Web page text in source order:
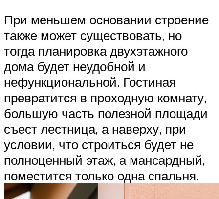
При меньшем основании строение
также может существовать, но
тогда планировка двухэтажного
дома будет неудобной и
нефункциональной. Гостиная
превратится в проходную комнату,
большую часть полезной площади
съест лестница, а наверху, при
условии, что строиться будет не
полноценный этаж, а мансардный,
поместится только одна спальня.